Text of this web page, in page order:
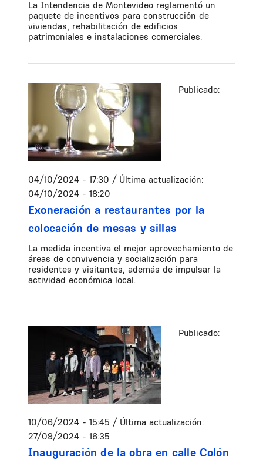
La Intendencia de Montevideo reglamentó un
paquete de incentivos para construcción de
viviendas, rehabilitación de edificios
patrimoniales e instalaciones comerciales.
Publicado:
04/10/2024 - 17:30 / Última actualización:
04/10/2024 - 18:20
Exoneración a restaurantes por la
colocación de mesas y sillas
La medida incentiva el mejor aprovechamiento de
áreas de convivencia y socialización para
residentes y visitantes, además de impulsar la
actividad económica local.
Publicado:
10/06/2024 - 15:45 / Última actualización:
27/09/2024 - 16:35
Inauguración de la obra en calle Colón